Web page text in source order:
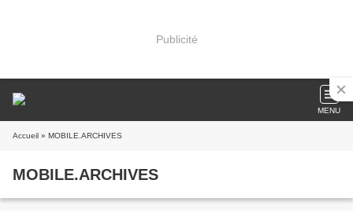
Publicité
MENU
Accueil » MOBILE.ARCHIVES
MOBILE.ARCHIVES